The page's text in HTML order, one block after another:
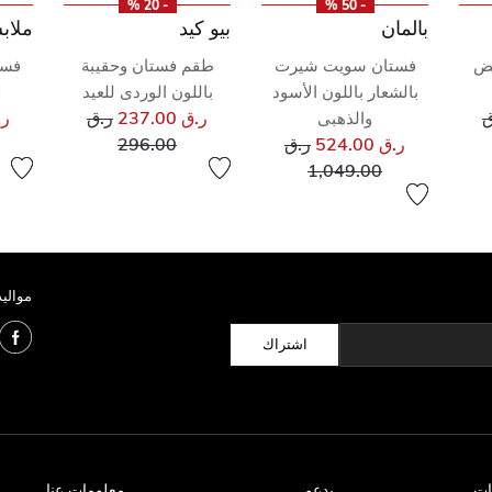
مخفض من
- 50 %
بالمان
فستان سويت شيرت
بالشعار باللون الأسود
والذهبى
ر.ق 524.00 سعر مخفض من
ر.ق
1,049.00إلى
- 20 %
بيو كيد
طقم فستان وحقيبة
باللون الوردى للعيد
ر.ق 237.00 سعر مخفض من
ر.ق
296.00إلى
اشتراك